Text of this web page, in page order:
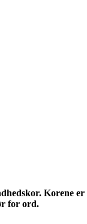
Korene
for ord.